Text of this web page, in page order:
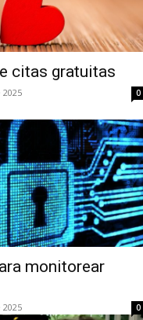
citas gratuitas
0
monitorear
0